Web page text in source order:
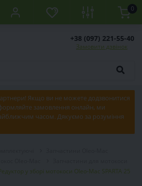
0
+38 (097) 221-55-40
Замовити дзвінок
Якщо ви не можете додзвонитися
замовлення онлайн, ми
часом. Дякуємо за розуміння
у зборі мотокоси Oleo-Mac SPARTA 25